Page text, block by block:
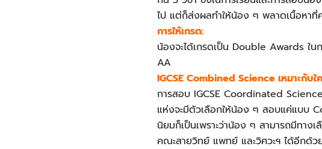
ไป แต่ก็ส่งผลทำให้น้อง ๆ พลาดเนื้อหาที่
การให้เกรด:
น้องจะได้เกรดเป็น Double Awards ใน
AA
IGCSE Combined Science เหมาะกับใ
การสอบ IGCSE Coordinated Science
แห่งจะมีตัวเลือกให้น้อง ๆ สอบแค่แบบ
นิยมก็เป็นเพราะว่าน้อง ๆ สามารถมีทาง
คณะสายวิทย์ แพทย์ และวิศวะฯ ได้อีกด้ว